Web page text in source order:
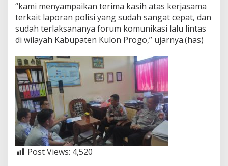
“kami menyampaikan terima kasih atas kerjasama
terkait laporan polisi yang sudah sangat cepat, dan
sudah terlaksananya forum komunikasi lalu lintas
di wilayah Kabupaten Kulon Progo,” ujarnya.(has)
Post Views: 4,520